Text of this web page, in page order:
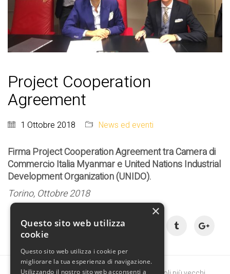
Project Cooperation
Agreement
1 Ottobre 2018 News ed eventi
Firma Project Cooperation Agreement tra Camera di
Commercio Italia Myanmar e United Nations Industrial
Development Organization (UNIDO).
Torino, Ottobre 2018
Condividi:
×
Questo sito web utilizza
cookie
Questo sito web utilizza i cookie per
migliorare la tua esperienza di navigazione.
Utilizzando il nostro sito web acconsenti a